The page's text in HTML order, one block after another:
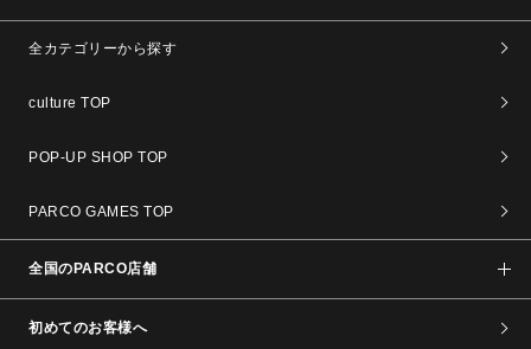
全カテゴリーから探す
culture TOP
POP-UP SHOP TOP
PARCO GAMES TOP
全国のPARCO店舗
初めてのお客様へ